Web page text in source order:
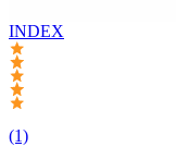
INDEX
(1)